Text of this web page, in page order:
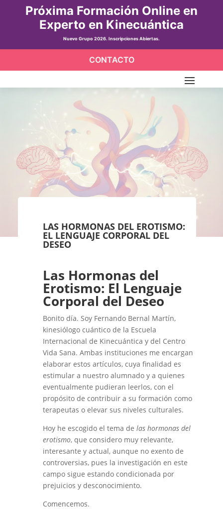
Próxima Formación Online en
Experto en Kinecuántica
Nuevo Grupo 2026. Inscripciones Abiertas.
CONTACTO
LAS HORMONAS DEL EROTISMO:
EL LENGUAJE CORPORAL DEL
DESEO
Las Hormonas del
Erotismo: El Lenguaje
Corporal del Deseo
Bonito día. Soy Fernando Bernal Martín,
kinesiólogo cuántico de la Escuela
Internacional de Kinecuántica y del Centro
Vida Sana. Ambas instituciones me encargan
elaborar estos artículos, cuya finalidad es
estimular a nuestro alumnado y a quienes
eventualmente pudieran leerlos, con el
propósito de contribuir a su formación como
terapeutas o elevar sus niveles culturales.
Hoy he escogido el tema de las hormonas del
erotismo, que considero muy relevante,
interesante y actual, aunque no exento de
controversias, pues la investigación en este
campo sigue estando condicionada por
prejuicios y desconocimiento.
Comencemos.